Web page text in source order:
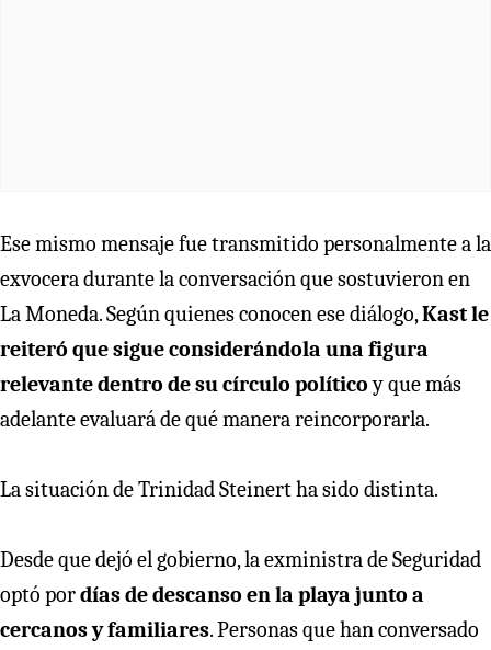
Ese mismo mensaje fue transmitido personalmente a la
exvocera durante la conversación que sostuvieron en
La Moneda. Según quienes conocen ese diálogo,Kast le
reiteró que sigue considerándola una figura
relevante dentro de su círculo políticoy que más
adelante evaluará de qué manera reincorporarla.
La situación de Trinidad Steinert ha sido distinta.
Desde que dejó el gobierno, la exministra de Seguridad
optó pordías de descanso en la playa junto a
cercanos y familiares. Personas que han conversado